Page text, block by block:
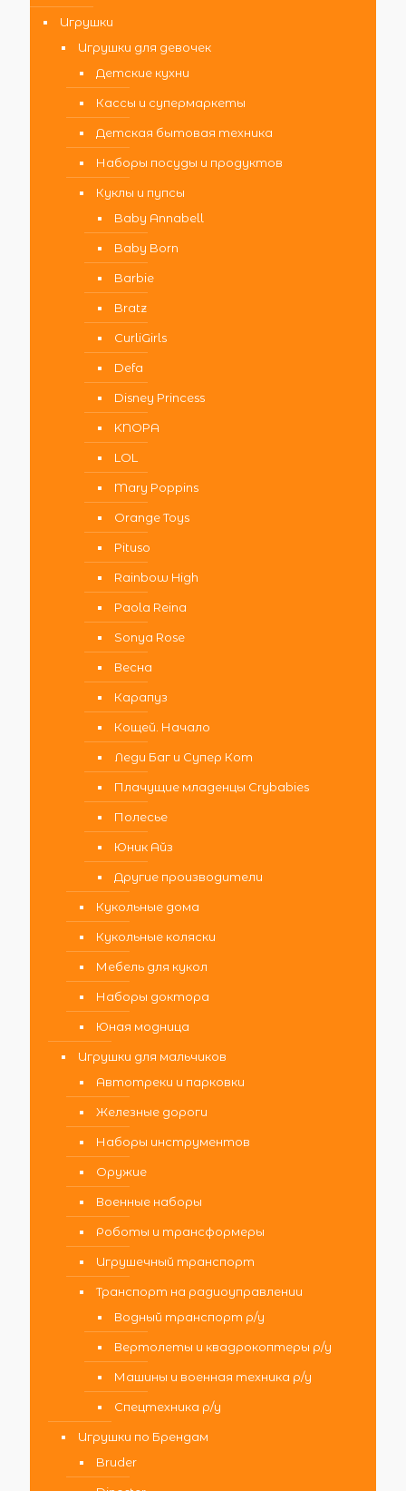
Игрушки
Игрушки для девочек
Детские кухни
Кассы и супермаркеты
Детская бытовая техника
Наборы посуды и продуктов
Куклы и пупсы
Baby Annabell
Baby Born
Barbie
Bratz
CurliGirls
Defa
Disney Princess
KNOPA
LOL
Mary Poppins
Orange Toys
Pituso
Rainbow High
Paola Reina
Sonya Rose
Весна
Карапуз
Кощей. Начало
Леди Баг и Супер Кот
Плачущие младенцы Crybabies
Полесье
Юник Айз
Другие производители
Кукольные дома
Кукольные коляски
Мебель для кукол
Наборы доктора
Юная модница
Игрушки для мальчиков
Автотреки и парковки
Железные дороги
Наборы инструментов
Оружие
Военные наборы
Роботы и трансформеры
Игрушечный транспорт
Транспорт на радиоуправлении
Водный транспорт р/у
Вертолеты и квадрокоптеры р/у
Машины и военная техника р/у
Спецтехника р/у
Игрушки по Брендам
Bruder